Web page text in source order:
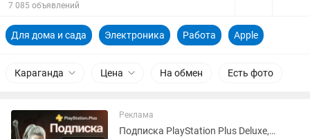
7 085 объявлений
Для дома и сада Электроника Работа Apple
Караганда Цена На обмен Есть фото
Реклама
Подписка PlayStation Plus Deluxe, Extra, Essential и EA Play